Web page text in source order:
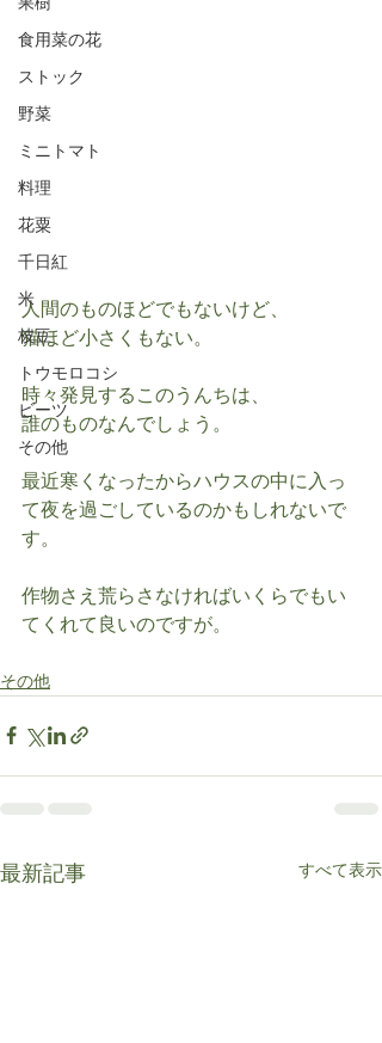
果樹
食用菜の花
ストック
野菜
ミニトマト
料理
花粟
千日紅
米
枝豆
トウモロコシ
ビーツ
その他
人間のものほどでもないけど、
猫ほど小さくもない。
時々発見するこのうんちは、
誰のものなんでしょう。
最近寒くなったからハウスの中に入っ
て夜を過ごしているのかもしれないで
す。
作物さえ荒らさなければいくらでもい
てくれて良いのですが。
その他
最新記事 すべて表示